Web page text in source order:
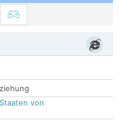
von